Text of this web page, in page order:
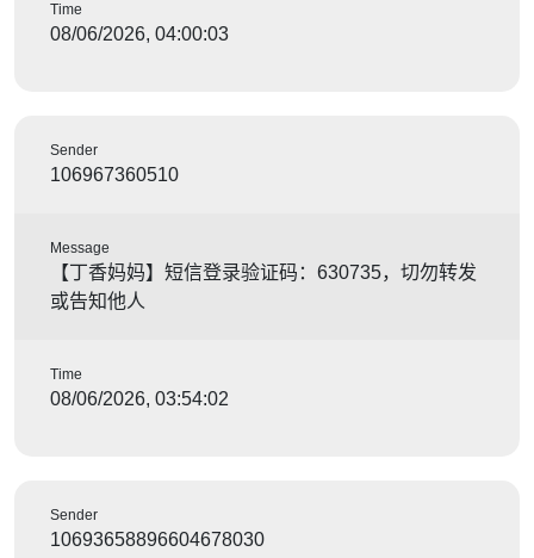
Time
08/06/2026, 04:00:03
Sender
106967360510
Message
【丁香妈妈】短信登录验证码：630735，切勿转发
或告知他人
Time
08/06/2026, 03:54:02
Sender
10693658896604678030